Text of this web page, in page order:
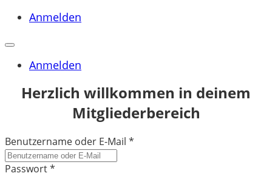
Anmelden
Anmelden
Herzlich willkommen in deinem
Mitgliederbereich
Benutzername oder E-Mail *
Passwort*